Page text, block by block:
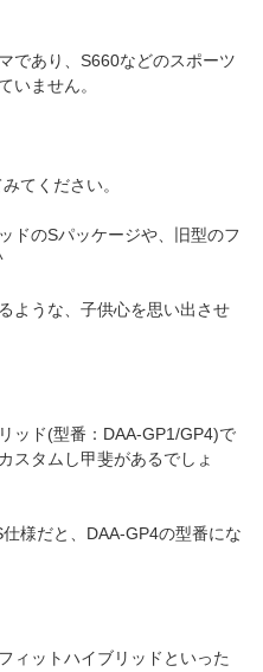
であり、S660などのスポーツ
いません。
てください。
ドのSパッケージや、旧型のフ
ような、子供心を思い出させ
ッド(型番：DAA-GP1/GP4)で
スタムし甲斐があるでしょ
様だと、DAA-GP4の型番にな
ィットハイブリッドといった